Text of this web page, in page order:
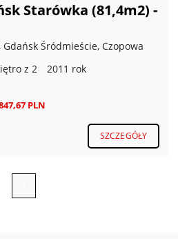
Starówka (81,4m2) -
Śródmieście, Czopowa
z 2 2011 rok
PLN
SZCZEGÓŁY